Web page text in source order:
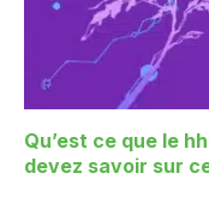
Qu’est ce que le
devez savoir sur